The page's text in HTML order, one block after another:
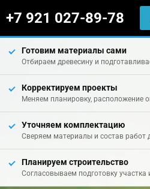
+7 921 027-89-78
Готовим материалы сами
Отбираем древесину и
Корректируем проекты
Меняем планировку, расположение
Уточняем комплектацию
Сверяем материалы и состав работ
Планируем строительство
Согласовываем подготовку участка